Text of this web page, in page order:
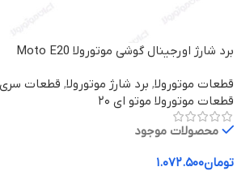
برد شارژ اورجینال گوشی موتورولا Moto E20
قطعات موتورولا, برد شارژ موتورولا, قطعات سری
قطعات موتورولا موتو ای ۲۰
محصولات موجود
تومان۱.۰۷۲.۵۰۰